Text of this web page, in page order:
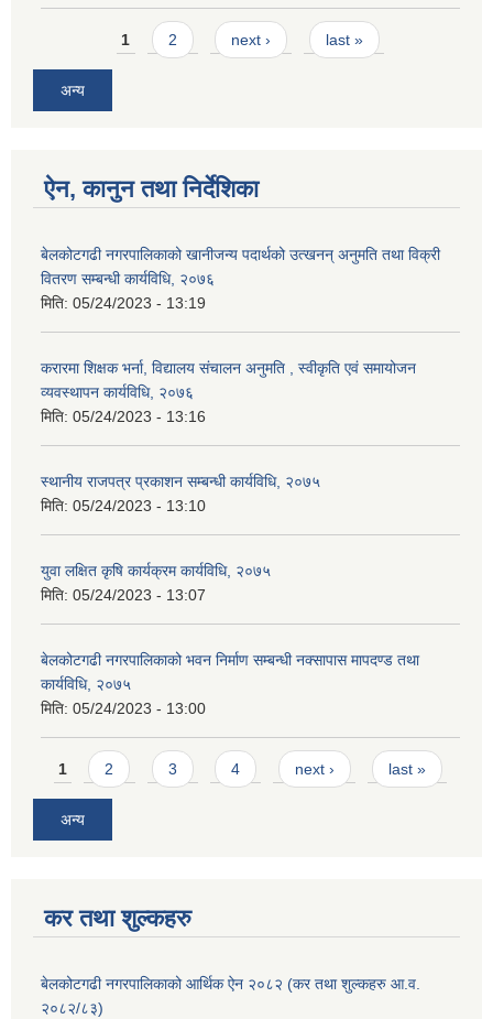
Pages1 2 next › last »
अन्य
ऐन, कानुन तथा निर्देशिका
बेलकोटगढी नगरपालिकाको खानीजन्य पदार्थको उत्खनन् अनुमति तथा विक्री
वितरण सम्बन्धी कार्यविधि, २०७६
मिति: 05/24/2023 - 13:19
करारमा शिक्षक भर्ना, विद्यालय संचालन अनुमति , स्वीकृति एवं समायोजन
व्यवस्थापन कार्यविधि, २०७६
मिति: 05/24/2023 - 13:16
स्थानीय राजपत्र प्रकाशन सम्बन्धी कार्यविधि, २०७५
मिति: 05/24/2023 - 13:10
युवा लक्षित कृषि कार्यक्रम कार्यविधि, २०७५
मिति: 05/24/2023 - 13:07
बेलकोटगढी नगरपालिकाको भवन निर्माण सम्बन्धी नक्सापास मापदण्ड तथा
कार्यविधि, २०७५
मिति: 05/24/2023 - 13:00
Pages
1 2 3 4 next › last »
अन्य
कर तथा शुल्कहरु
बेलकोटगढी नगरपालिकाको आर्थिक ऐन २०८२ (कर तथा शुल्कहरु आ.व.
२०८२/८३)